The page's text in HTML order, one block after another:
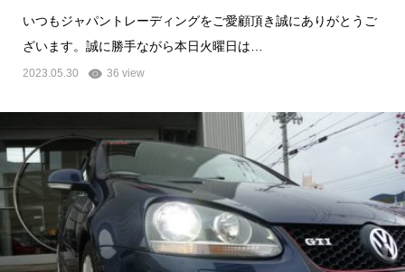
いつもジャパントレーディングをご愛顧頂き誠にありがとうご
ざいます。誠に勝手ながら本日火曜日は…
2023.05.30 36 view